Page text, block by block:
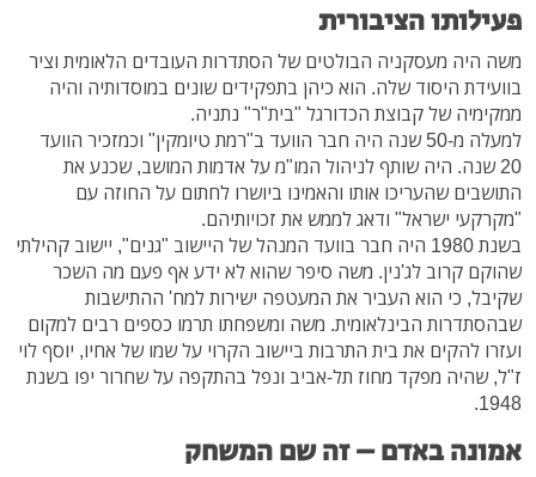
פעילותו הציבורית
משה היה מעסקניה הבולטים של הסתדרות העובדים הלאומית וציר
בוועידת היסוד שלה. הוא כיהן בתפקידים שונים במוסדותיה והיה
ממקימיה של קבוצת הכדורגל "בית"ר" נתניה.
למעלה מ-50 שנה היה חבר הוועד ב"רמת טיומקין" וכמזכיר הוועד
20 שנה. היה שותף לניהול המו"מ על אדמות המושב, שכנע את
התושבים שהעריכו אותו והאמינו ביושרו לחתום על החוזה עם
"מקרקעי ישראל" ודאג לממש את זכויותיהם.
בשנת 1980 היה חבר בוועד המנהל של היישוב "גנים", יישוב קהילתי
שהוקם קרוב לג'נין. משה סיפר שהוא לא ידע אף פעם מה השכר
שקיבל, כי הוא העביר את המעטפה ישירות למח' ההתישבות
שבהסתדרות הבינלאומית. משה ומשפחתו תרמו כספים רבים למקום
ועזרו להקים את בית התרבות ביישוב הקרוי על שמו של אחיו, יוסף לוי
ז"ל, שהיה מפקד מחוז תל-אביב ונפל בהתקפה על שחרור יפו בשנת
1948.
אמונה באדם – זה שם המשחק